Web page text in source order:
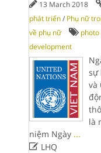
13 March 2018
phát triển / Phụ nữ
về phụ nữ
development
sự
và
là
niệm Ngày ...
LHQ